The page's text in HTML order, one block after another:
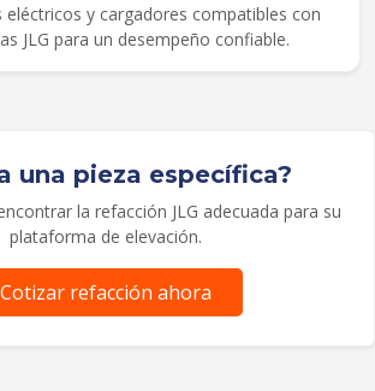
eléctricos y cargadores compatibles con
JLG para un desempeño confiable.
una pieza específica?
la refacción JLG adecuada para su
plataforma de elevación.
Cotizar refacción ahora